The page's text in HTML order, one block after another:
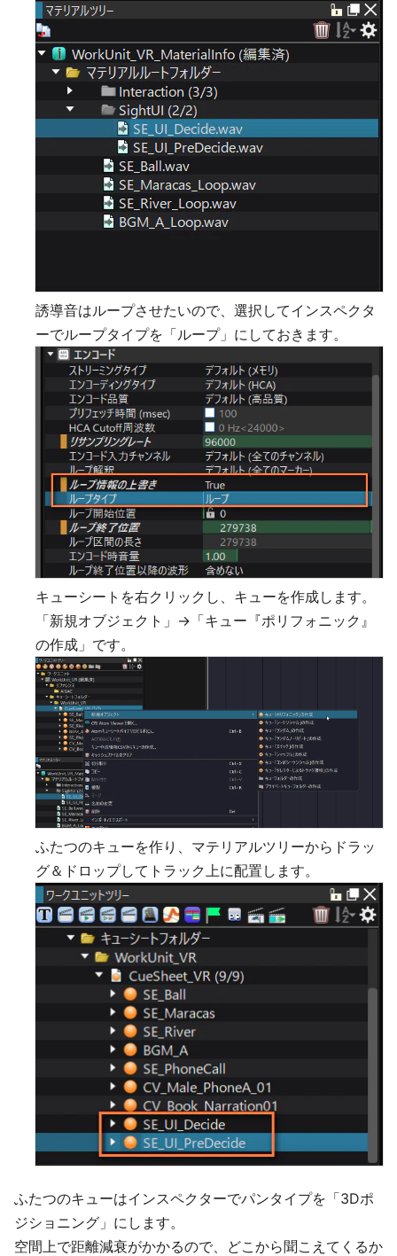
誘導音はループさせたいので、選択してインスペクタ
ーでループタイプを「ループ」にしておきます。
キューシートを右クリックし、キューを作成します。
「新規オブジェクト」→「キュー『ポリフォニック』
の作成」です。
ふたつのキューを作り、マテリアルツリーからドラッ
グ＆ドロップしてトラック上に配置します。
ふたつのキューはインスペクターでパンタイプを「3Dポ
ジショニング」にします。
空間上で距離減衰がかかるので、どこから聞こえてくるか